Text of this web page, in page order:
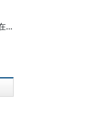
刘亚群：重复与差异：论鲁迅《伤逝》在“南方”的“重写”